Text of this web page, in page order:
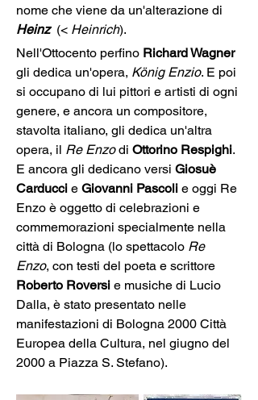
nome che viene da un'alterazione di
Heinz
  (<
Heinrich).
Nell'Ottocento perfino Richard Wagner
gli dedica un'opera, König Enzio. E poi
si occupano di lui pittori e artisti di ogni
genere, e ancora un compositore,
stavolta italiano, gli dedica un'altra
opera, il Re Enzo di Ottorino Respighi.
E ancora gli dedicano versi Giosuè
Carducci e Giovanni Pascoli e oggi Re
Enzo è oggetto di celebrazioni e
commemorazioni specialmente nella
città di Bologna (lo spettacolo Re
Enzo, con testi del poeta e scrittore
Roberto Roversi e musiche di Lucio
Dalla, è stato presentato nelle
manifestazioni di Bologna 2000 Città
Europea della Cultura, nel giugno del
2000 a Piazza S. Stefano).